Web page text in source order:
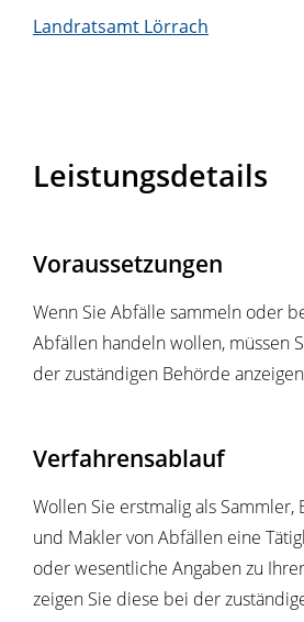
Landratsamt Lörrach
Leistungsdetails
Voraussetzungen
Wenn Sie Abfälle sammeln oder
Abfällen handeln wollen, müssen
der zuständigen Behörde
Verfahrensablauf
Wollen Sie erstmalig als
und Makler von Abfällen eine
oder wesentliche Angaben zu
zeigen Sie diese bei der